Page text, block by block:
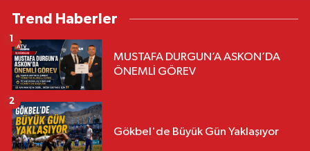
Trend Haberler
MUSTAFA DURGUN’A ASKON’DA
ÖNEMLİ GÖREV
1
Gökbel'de Büyük Gün Yaklaşıyor
2